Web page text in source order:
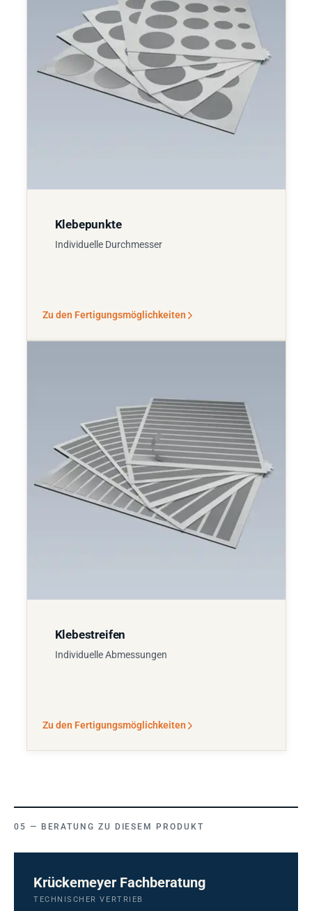
Klebepunkte
Individuelle Durchmesser
Zu den Fertigungsmöglichkeiten
Klebestreifen
Individuelle Abmessungen
Zu den Fertigungsmöglichkeiten
BERATUNG ZU DIESEM PRODUKT
Krückemeyer Fachberatung
TECHNISCHER VERTRIEB